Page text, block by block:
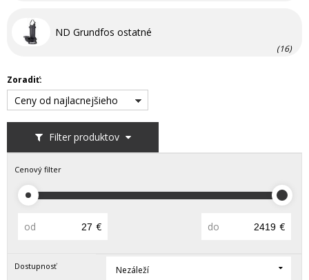
ND Grundfos ostatné
(16)
Filter produktov
Zoradiť:
Ceny od najlacnejšieho
Cenový filter
od € do €
Dostupnosť Nezáleží